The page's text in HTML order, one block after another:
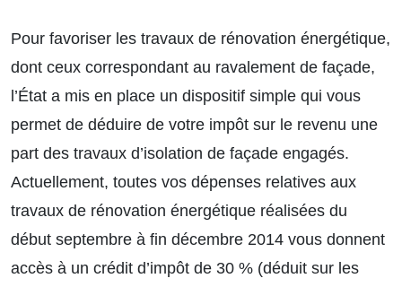
Pour favoriser les travaux de rénovation énergétique,
dont ceux correspondant au ravalement de façade,
l’État a mis en place un dispositif simple qui vous
permet de déduire de votre impôt sur le revenu une
part des travaux d’isolation de façade engagés.
Actuellement, toutes vos dépenses relatives aux
travaux de rénovation énergétique réalisées du
début septembre à fin décembre 2014 vous donnent
accès à un crédit d’impôt de 30 % (déduit sur les